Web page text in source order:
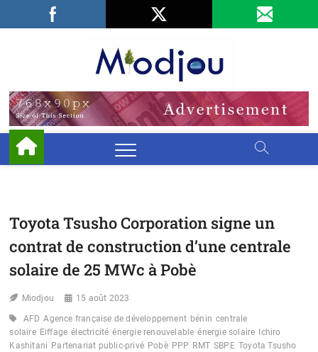
Facebook
LinkedIn
Toyota Tsusho Corporation signe un
contrat de construction d’une centrale
solaire de 25 MWc à Pobè
Miodjou 15 août 2023
AFD Agence française de développement bénin centrale
solaire Eiffage électricité énergie renouvelable énergie solaire
Ichiro
Kashitani Partenariat public-privé Pobè PPP RMT SBPE Toyota Tsusho